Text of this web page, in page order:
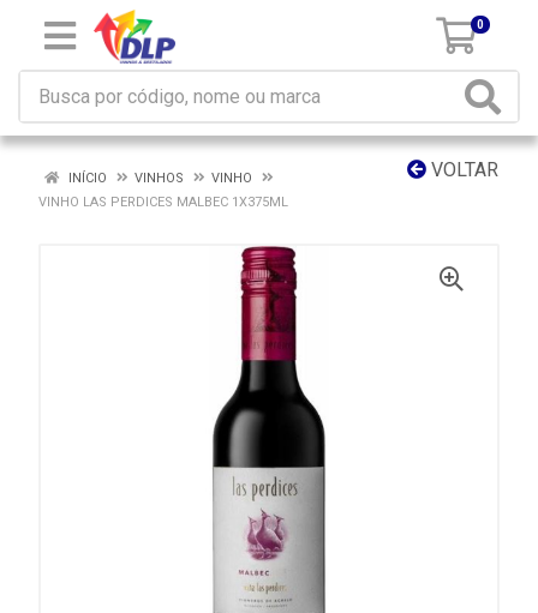
0
VOLTAR
INÍCIO VINHOS
VINHO
VINHO LAS PERDICES MALBEC 1X375ML